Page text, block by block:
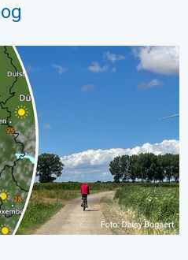
te trekken. Weekendweer. . .